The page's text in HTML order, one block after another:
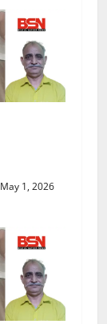
May 1, 2026